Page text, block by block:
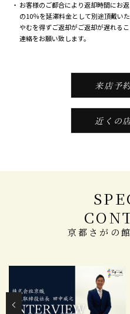
お客様のご都合により返却時間にお
の10％を延滞料金として別途頂戴いた
やむを得ずご返却がご返却が遅れる
連絡をお願い致します。
来店予
近くの
京都さがの